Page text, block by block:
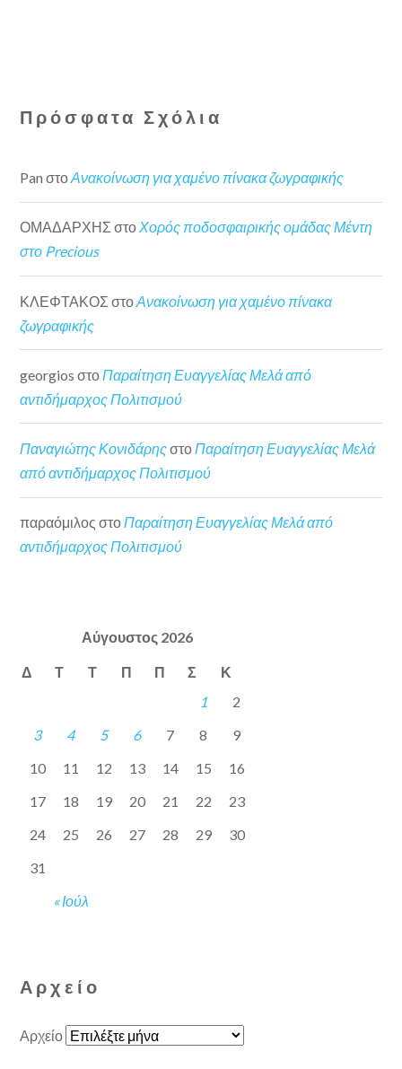
Πρόσφατα Σχόλια
Pan στοΑνακοίνωση για χαμένο πίνακα ζωγραφικής
ΟΜΑΔΑΡΧΗΣ στοΧορός ποδοσφαιρικής ομάδας Μέντη
στο Precious
ΚΛΕΦΤΑΚΟΣ στοΑνακοίνωση για χαμένο πίνακα
ζωγραφικής
georgios στοΠαραίτηση Ευαγγελίας Μελά από
αντιδήμαρχος Πολιτισμού
Παναγιώτης ΚονιδάρηςστοΠαραίτηση Ευαγγελίας Μελά
από αντιδήμαρχος Πολιτισμού
παραόμιλος στοΠαραίτηση Ευαγγελίας Μελά από
αντιδήμαρχος Πολιτισμού
Αύγουστος 2026
Δ Τ Τ Π Π Σ Κ
« Ιούλ
1
2
3
4 5 6 7 8
9
10
11 12 13 14 15
16
17
18 19 20 21 22
23
24
25 26 27 28 29
30
31
Αρχείο
Αρχείο